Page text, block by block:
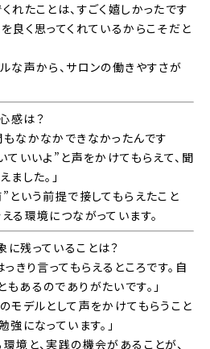
れたことは、すごく嬉しかったです
良く思ってくれているからこそだと
な声から、サロンの働きやすさが
感は？
なかなかできなかったんです
ていいよ”と声をかけてもらえて、聞
した。」
いう前提で接してもらえたこと
る環境につながっています。
残っていることは？
きり言ってもらえるところです。自
あるのでありがたいです。」
モデルとして声をかけてもらうこと
強になっています。」
境と、実践の機会があることが、